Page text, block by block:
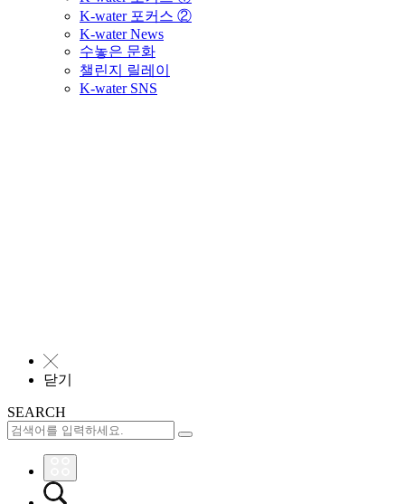
K-water 포커스 ②
K-water News
수놓은 문화
챌린지 릴레이
K-water SNS
╳
닫기
SEARCH